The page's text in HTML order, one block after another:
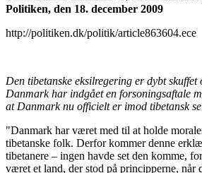
Politiken, den 18. december 2009
http://politiken.dk/politik/article863604.ece
Den tibetanske eksilregering er dybt skuffet
Danmark har indgået en forsoningsaftale
at Danmark nu officielt er imod tibetansk
"Danmark har været med til at holde
tibetanske folk. Derfor kommer denne
tibetanere – ingen havde set den komme,
været et land, der stod på principperne, når